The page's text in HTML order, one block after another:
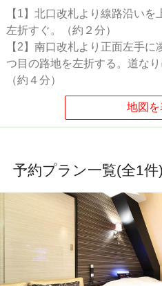
【1】北口改札より線路沿い
左折すぐ。（約２分）
【2】南口改札より正面左手
つ目の路地を左折する。道なり
（約４分）
予約プラン一覧(全1件)